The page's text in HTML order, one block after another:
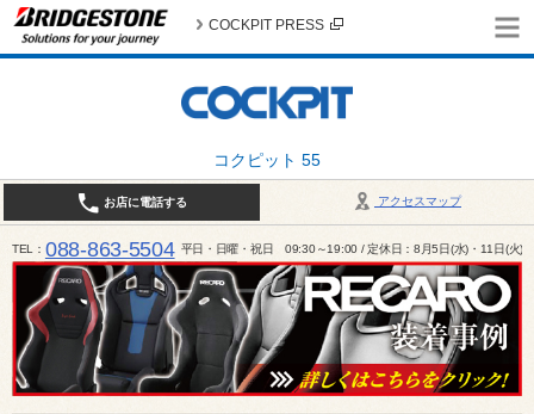
コクピット 55
COCKPIT PRESS
アクセスマップ
お店に電話する
TEL 088-863-5504 平日・日曜・祝日 09:30～19:00 / 定休日：8月5日(水)・11日(火)